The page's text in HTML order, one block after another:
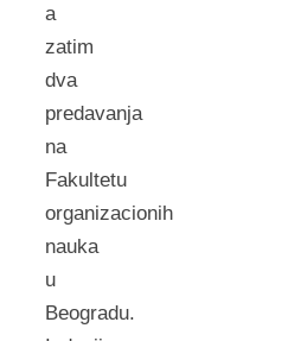
a
zatim
dva
predavanja
na
Fakultetu
organizacionih
nauka
u
Beogradu.